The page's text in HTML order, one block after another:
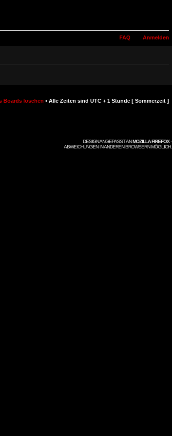
FAQ Anmelden
Boards löschen • Alle Zeiten sind UTC + 1 Stunde [ Sommerzeit ]
DESIGN ANGEPASST ANMOZILLA FIREFOX-
ABWEICHUNGEN IN ANDEREN BROWSERN MÖGLICH.